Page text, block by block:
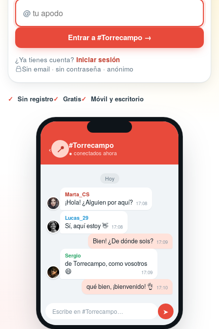
@
Entrar a #Torrecampo →
¿Ya tienes cuenta? Iniciar sesión
Sin email · sin contraseña · anónimo
✓ Sin registro✓ Gratis✓ Móvil y escritorio
‹ 📍 #Torrecampo
● conectados ahora
Hoy
Marta_CS
¡Hola! ¿Alguien por aquí? 17:08
Lucas_29
Sí, aquí estoy 👋 17:08
Bien! ¿De dónde sois? 17:09
Sergio
de Torrecampo, como vosotros
😄
17:09
qué bien, ¡bienvenido! 👌 17:10
Escribe en #Torrecampo… ➤